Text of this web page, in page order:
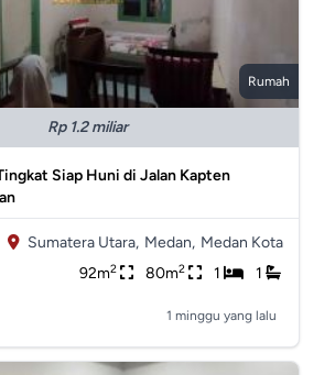
Rumah
Rp 1.2 miliar
Siap Huni di Jalan Kapten
Sumatera Utara, Medan, Medan Kota
92m2 80m2 1 1
1 minggu yang lalu